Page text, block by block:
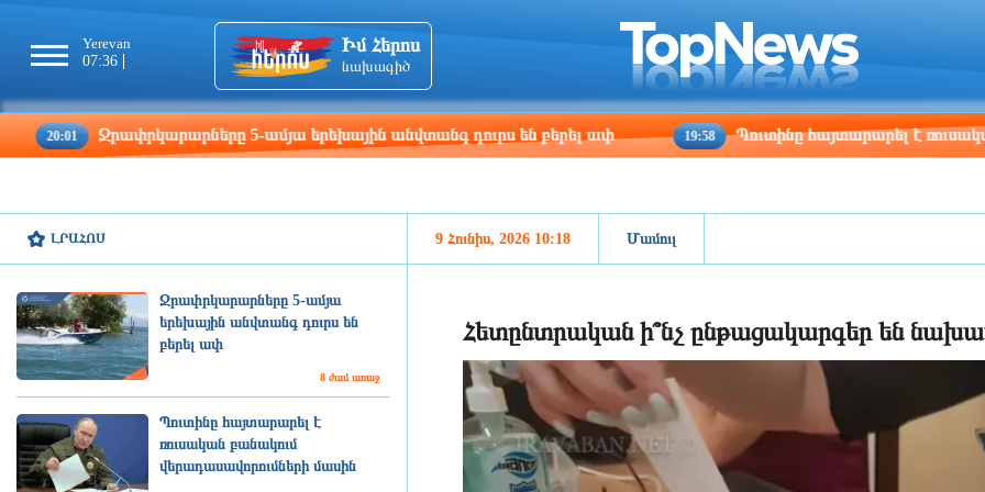
Yerevan
07:36
Tbilisi
07:36
Moscow
06:36
Los Angeles
20:36
Beijing
11:36
Իմ Հերոս
նախագիծ
Ջրափրկարարները 5-ամյա երեխային անվտանգ դուրս են բերել ափ 19:58 Պուտինը հայտարարել է ռուսական
ԼՐԱՀՈՍ
Ջրափրկարարները 5-ամյա
երեխային անվտանգ դուրս են
բերել ափ
8 ժամ առաջ
Պուտինը հայտարարել է
ռուսական բանակում
վերադասավորումների մասին
9 Հունիս, 2026 10:18 Մամուլ
Հետընտրական ի՞նչ ընթացակարգեր են